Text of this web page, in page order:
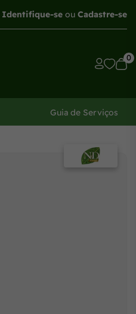
Identifique-se ou Cadastre-se
0
Guia de Serviços